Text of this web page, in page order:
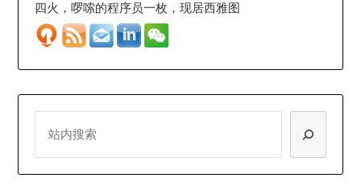
四火，啰嗦的程序员一枚，现居西雅图